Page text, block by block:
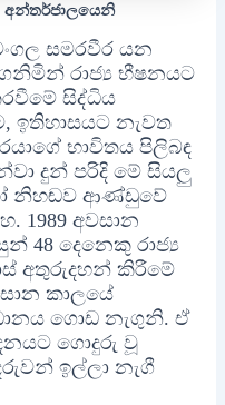
අන්තර්ජාලයෙනි
සමරවීර යන
රාජ්‍ය භීෂනයට
සිද්ධිය
ඉතිහාසයට නැවත
භාවිතය පිලිබඳ
දුන් පරිදි මේ සියලු
නිහඬව ආණ්ඩුවේ
1989 අවසාන
48 දෙනෙකු රාජ්‍ය
අතුරුදහන් කිරීමේ
කාලයේ
ගොඩ නැගුනි. ඒ
ගොදුරු වූ
ඉල්ලා නැගී